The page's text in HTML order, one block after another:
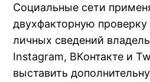
Социальные сети
двухфакторную
личных сведений
Instagram, ВКонтакте и
выставить